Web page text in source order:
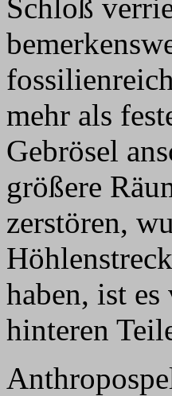
Schloß
mehr als
Gebrösel
größere
zerstören,
haben, ist
hinteren